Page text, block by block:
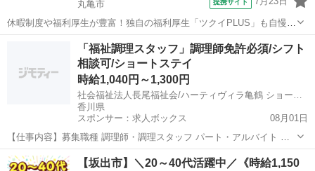
丸亀市
休暇制度や福利厚生が豊富！独自の福利厚生「ツクイPLUS」も自慢で
す♪プライベートも大切にできます。 ★☆ 働きやすいメリット多数
り添い、ゆっくりと時間...
介護
「福祉調理スタッフ」調理師免許必須/シフト
相談可/ショートステイ
時給1,040円～1,300円
社会福祉法人長尾福祉会/ハーティヴィラ亀鶴 ショートステイ センター
香川県
スポンサー：求人ボックス
08月01日
【仕事内容】募集職種 調理師・調理スタッフ パート・アルバイト 仕
事内容 調理 給与・手当 <給与> 時給1,040〜1,300円 <昇給> 20〜50円
(時間あたり) 勤務時間 シフト制2早番:6:30～11:30(休憩0分)...
アルバイト・パート
【坂出市】＼20～40代活躍中／《時給1,150